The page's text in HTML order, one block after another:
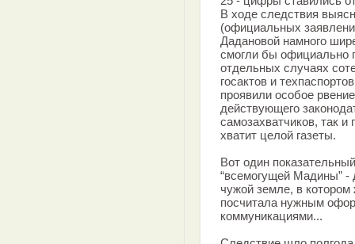
В ходе следствия
(официальных
Дадановой намного
смогли бы официально
отдельных случаях
госактов и
проявили особое
действующего
самозахватчиков, так и
хватит целой газеты.
Вот один
“всемогущей Мадины”
чужой земле, в
посчитала нужным
коммуникациями...